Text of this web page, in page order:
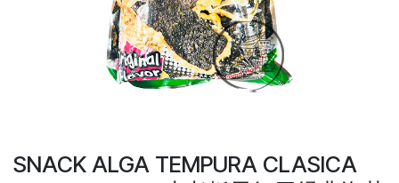
SNACK ALGA TEMPURA CLASICA